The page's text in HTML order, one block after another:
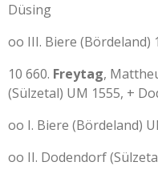
Düsing
oo III. Biere (Bördeland)
10 660. Freytag,
(Sülzetal) UM 1555, +
oo I. Biere (Bördeland)
oo II. Dodendorf